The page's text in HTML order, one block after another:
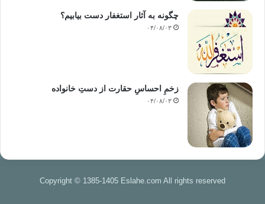
چگونه به آثار استغفار دست بیابیم؟
۰۴/۰۸/۰۳
زخمِ احساسِ حقارت از دستِ خانواده
۰۴/۰۸/۰۳
Copyright © 1385-1405 Eslahe.com All rights reserved